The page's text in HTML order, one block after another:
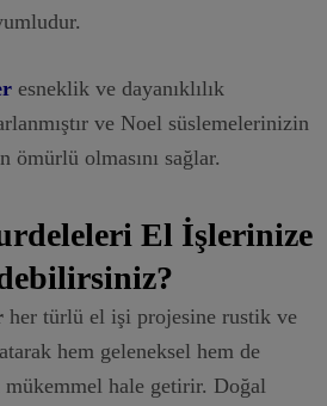
esneklik ve dayanıklılık
ve Noel süslemelerinizin
ömürlü olmasını sağlar.
El İşlerinize
her türlü el işi projesine rustik ve
hem geleneksel hem de
mükemmel hale getirir. Doğal